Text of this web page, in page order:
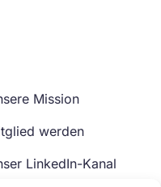
Mission
werden
LinkedIn-Kanal